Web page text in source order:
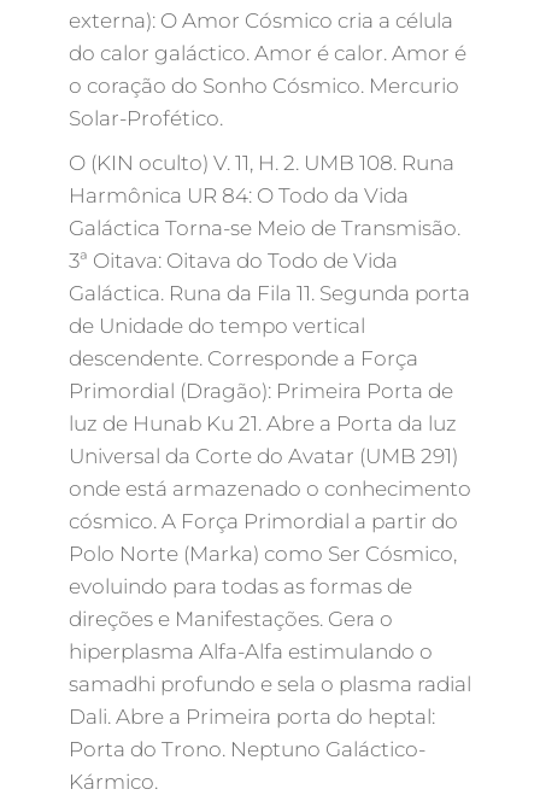
externa): O Amor Cósmico cria a célula
do calor galáctico. Amor é calor. Amor é
o coração do Sonho Cósmico. Mercurio
Solar-Profético.
O (KIN oculto) V. 11, H. 2. UMB 108. Runa
Harmônica UR 84: O Todo da Vida
Galáctica Torna-se Meio de Transmisão.
3ª Oitava: Oitava do Todo de Vida
Galáctica. Runa da Fila 11. Segunda porta
de Unidade do tempo vertical
descendente. Corresponde a Força
Primordial (Dragão): Primeira Porta de
luz de Hunab Ku 21. Abre a Porta da luz
Universal da Corte do Avatar (UMB 291)
onde está armazenado o conhecimento
cósmico. A Força Primordial a partir do
Polo Norte (Marka) como Ser Cósmico,
evoluindo para todas as formas de
direções e Manifestações. Gera o
hiperplasma Alfa-Alfa estimulando o
samadhi profundo e sela o plasma radial
Dali. Abre a Primeira porta do heptal:
Porta do Trono. Neptuno Galáctico-
Kármico.